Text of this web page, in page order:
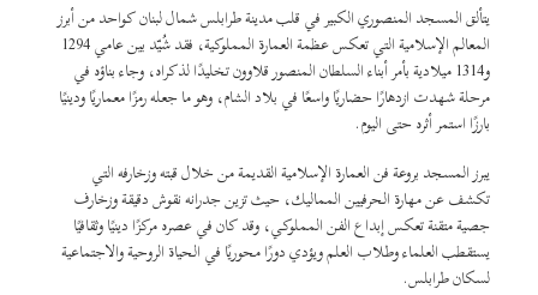
يتألق المسجد المنصوري الكبير في قلب مدينة طرابلس شمال لبنان كواحد من أبرز
المعالم الإسلامية التي تعكس عظمة العمارة المملوكية، فقد شُيّد بين عامي 1294
و1314 ميلادية بأمر أبناء السلطان المنصور قلاوون تخليدًا لذكراه، وجاء بناؤه في
مرحلة شهدت ازدهارًا حضاريًا واسعًا في بلاد الشام، وهو ما جعله رمزًا معماريًا ودينيًا
بارزًا استمر أثره حتى اليوم.
يبرز المسجد بروعة فن العمارة الإسلامية القديمة من خلال قبته وزخارفه التي
تكشف عن مهارة الحرفيين المماليك، حيث تزين جدرانه نقوش دقيقة وزخارف
جصية متقنة تعكس إبداع الفن المملوكي، وقد كان في عصره مركزًا دينيًا وثقافيًا
يستقطب العلماء وطلاب العلم ويؤدي دورًا محوريًا في الحياة الروحية والاجتماعية
لسكان طرابلس.